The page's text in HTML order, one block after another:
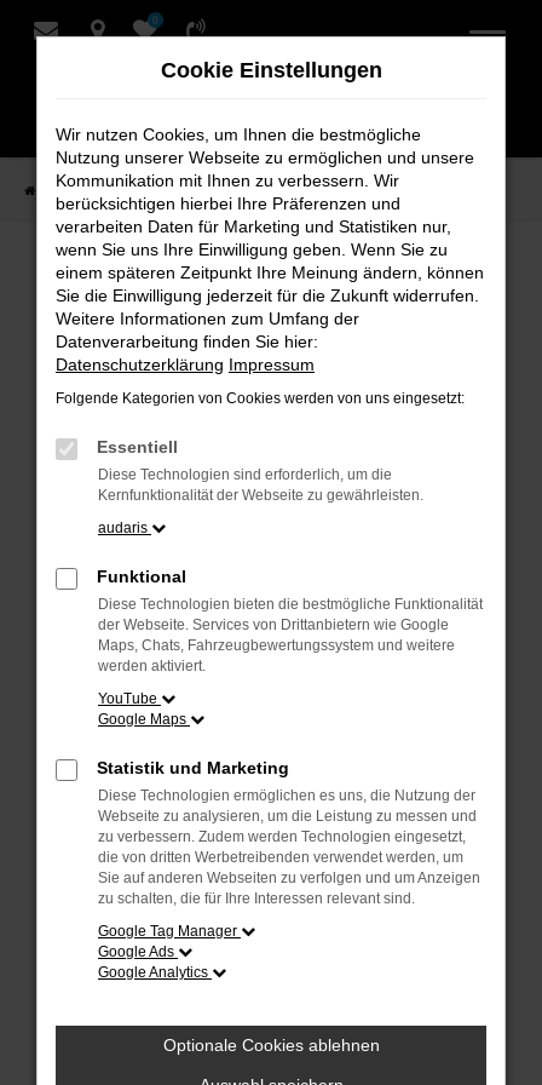
Zum
0
Startseite Verkauf Fahrzeug-Showroom
Fahrzeug-Showroom
Beim Laden ist ein Fehler aufgetreten.
Hier sind ein paar Tipps, die dir helfen können:
Überprüfe deine Firewall und deine
Internetverbindung.
Laden andere Webseiten, zum Beispiel
deine Suchmaschine?
Prüfe deine Browsererweiterungen.
Manche Erweiterungen, wie Werbeblocker,
können das Laden bestimmter Seiten
verhindern. Funktioniert die Seite in einem
anderen Browser oder in einem privaten
Fenster?
Starte dein Gerät neu.
Das kann manchmal helfen,
vorübergehende Probleme zu beheben.
Stelle sicher, dass dein Browser und dein
Betriebssystem auf dem neuesten Stand
Veraltete Software birgt nicht nur ein
Cookie Einstellungen
Wir nutzen Cookies, um Ihnen die bestmögliche
Nutzung unserer Webseite zu ermöglichen und unsere
Kommunikation mit Ihnen zu verbessern. Wir
berücksichtigen hierbei Ihre Präferenzen und
verarbeiten Daten für Marketing und Statistiken nur,
wenn Sie uns Ihre Einwilligung geben. Wenn Sie zu
einem späteren Zeitpunkt Ihre Meinung ändern, können
Sie die Einwilligung jederzeit für die Zukunft widerrufen.
Weitere Informationen zum Umfang der
Datenverarbeitung finden Sie hier:
Datenschutzerklärung Impressum
Folgende Kategorien von Cookies werden von uns eingesetzt:
Essentiell
Diese Technologien sind erforderlich, um die
Kernfunktionalität der Webseite zu gewährleisten.
audaris
Funktional
Diese Technologien bieten die bestmögliche Funktionalität
der Webseite. Services von Drittanbietern wie Google
Maps, Chats, Fahrzeugbewertungssystem und weitere
werden aktiviert.
YouTube
Google Maps
Statistik und Marketing
Diese Technologien ermöglichen es uns, die Nutzung der
Webseite zu analysieren, um die Leistung zu messen und
zu verbessern. Zudem werden Technologien eingesetzt,
die von dritten Werbetreibenden verwendet werden, um
Sie auf anderen Webseiten zu verfolgen und um Anzeigen
zu schalten, die für Ihre Interessen relevant sind.
Google Tag Manager
Google Ads
Google Analytics
Optionale Cookies ablehnen